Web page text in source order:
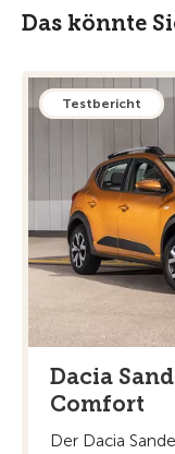
Das könnte
Testbericht
Dacia
Comfort
Der Dacia